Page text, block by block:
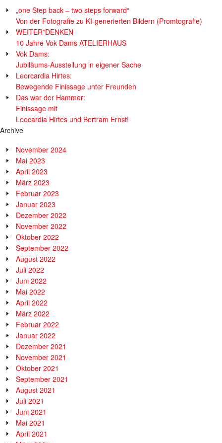
„one Step back – two steps forward“
Von der Fotografie zu KI-generierten Bildern (Promtografie)
WEITER*DENKEN
10 Jahre Vok Dams ATELIERHAUS
Vok Dams:
Jubiläums-Ausstellung in eigener Sache
Leorcardia Hirtes:
Bewegende Finissage unter Freunden
Das war der Hammer:
Finissage mit
Leocardia Hirtes und Bertram Ernst!
Archive
November 2024
Mai 2023
April 2023
März 2023
Februar 2023
Januar 2023
Dezember 2022
November 2022
Oktober 2022
September 2022
August 2022
Juli 2022
Juni 2022
Mai 2022
April 2022
März 2022
Februar 2022
Januar 2022
Dezember 2021
November 2021
Oktober 2021
September 2021
August 2021
Juli 2021
Juni 2021
Mai 2021
April 2021